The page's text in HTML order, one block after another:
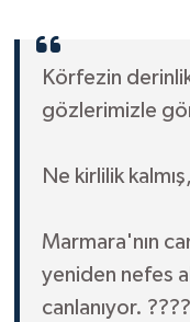
Körfezin
gözlerimizle
Ne kirlilik
Marmara'nın
yeniden nefes
canlanıyor. ????